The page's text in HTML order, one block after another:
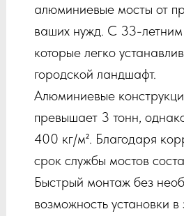
алюминиевые мосты от
ваших нужд. С 33-
которые легко
городской ландшафт.
Алюминиевые
превышает 3 тонн,
400 кг/м². Благодаря
срок службы мостов
Быстрый монтаж без
возможность установки